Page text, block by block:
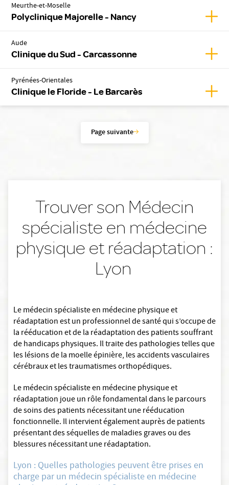
Meurthe-et-Moselle
Polyclinique Majorelle - Nancy
Aude
Clinique du Sud - Carcassonne
Pyrénées-Orientales
Clinique le Floride - Le Barcarès
Page suivante
Trouver son Médecin
spécialiste en médecine
physique et réadaptation :
Lyon
Le médecin spécialiste en médecine physique et
réadaptation est un professionnel de santé qui s’occupe de
la rééducation et de la réadaptation des patients souffrant
de handicaps physiques. Il traite des pathologies telles que
les lésions de la moelle épinière, les accidents vasculaires
cérébraux et les traumatismes orthopédiques.
Le médecin spécialiste en médecine physique et
réadaptation joue un rôle fondamental dans le parcours
de soins des patients nécessitant une rééducation
fonctionnelle. Il intervient également auprès de patients
présentant des séquelles de maladies graves ou des
blessures nécessitant une réadaptation.
Lyon : Quelles pathologies peuvent être prises en
charge par un médecin spécialiste en médecine